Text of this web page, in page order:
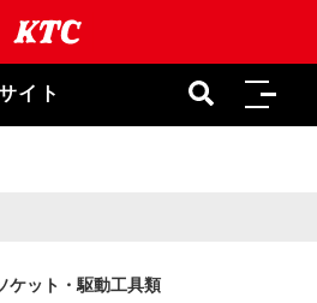
イト
ケット・駆動工具類